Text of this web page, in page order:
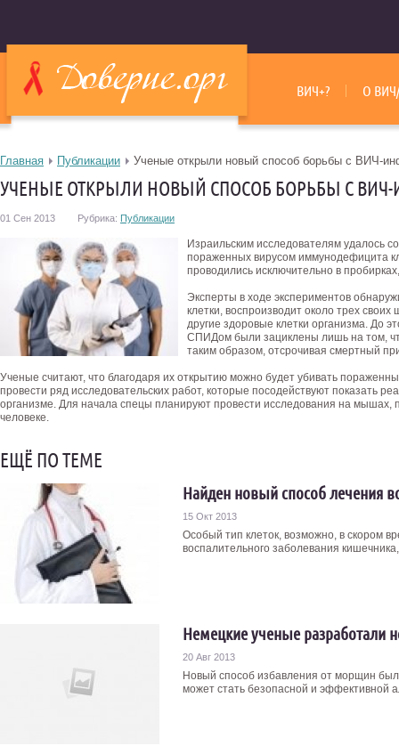
ВИЧ+? О
Главная Публикации Ученые открыли новый способ борьбы с ВИЧ-
УЧЕНЫЕ ОТКРЫЛИ НОВЫЙ СПОСОБ БОРЬБЫ С
01 Сен 2013 Рубрика: Публикации
Израильским исследователям удалось
пораженных вирусом иммунодефицита
проводились исключительно в
Эксперты в ходе экспериментов
клетки, воспроизводит около трех
другие здоровые клетки организма. До
СПИДом были зациклены лишь на том,
таким образом, отсрочивая смертный
Ученые считают, что благодаря их открытию можно будет убивать
провести ряд исследовательских работ, которые посодействуют показать
организме. Для начала спецы планируют провести исследования на мышах,
человеке.
ЕЩЁ ПО ТЕМЕ
Найден новый способ лечения
15 Окт 2013
Особый тип клеток, возможно, в скором
воспалительного заболевания
Немецкие ученые
20 Авг 2013
Новый способ избавления от морщин
может стать безопасной и эффективной